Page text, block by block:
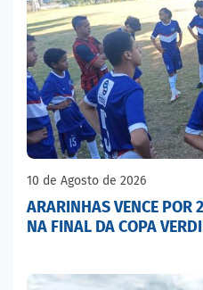
10 de Agosto de 2026
ARARINHAS VENCE POR
NA FINAL DA COPA